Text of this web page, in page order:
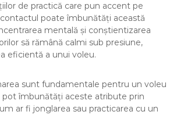
de practică care pun accent pe
poate îmbunătăți această
mentală și conștientizarea
să rămână calmi sub presiune,
eficientă a unui voleu.
sunt fundamentale pentru un voleu
pot îmbunătăți aceste atribute prin
ar fi jonglarea sau practicarea cu un